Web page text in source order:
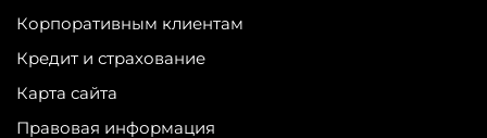
Корпоративным клиентам
Кредит и страхование
Карта сайта
Правовая информация